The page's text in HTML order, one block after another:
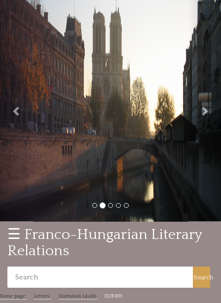
Previous
☰ Franco-Hungarian Literary
Relations
Search
Home page Letters Dormándi László DOR459